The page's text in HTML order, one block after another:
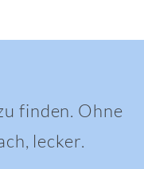
finden. Ohne
lecker.